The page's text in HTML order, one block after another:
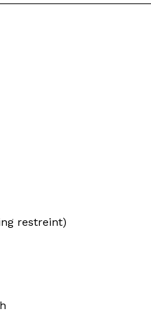
restreint)